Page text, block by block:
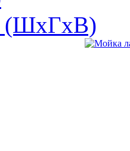
(ШхГхВ)